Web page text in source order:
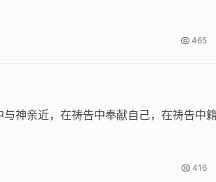
465
神亲近，在祷告中奉献自己，在祷告中
416